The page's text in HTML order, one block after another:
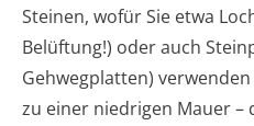
Steinen, wofür Sie etwa
Belüftung!) oder auch
Gehwegplatten)
zu einer niedrigen Mauer –